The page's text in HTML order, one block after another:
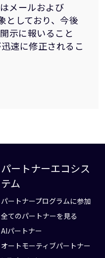
メールおよび
としており、今後
示に報いること
速に修正されるこ
パートナーエコシス
テム
パートナープログラムに参加
全てのパートナーを見る
AIパートナー
オートモーティブパートナー